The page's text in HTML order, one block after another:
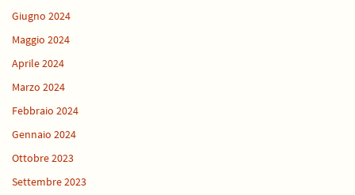
Giugno 2024
Maggio 2024
Aprile 2024
Marzo 2024
Febbraio 2024
Gennaio 2024
Ottobre 2023
Settembre 2023